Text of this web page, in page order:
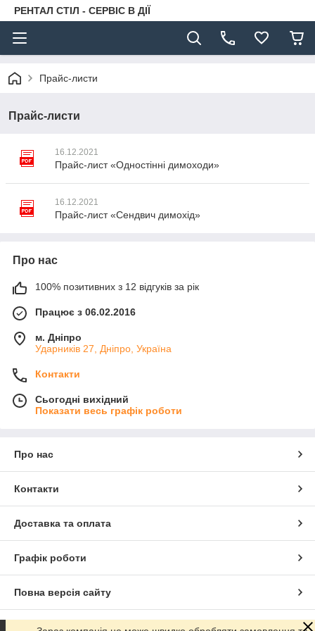
РЕНТАЛ СТІЛ - СЕРВІС В ДІЇ
Прайс-листи
Прайс-листи
16.12.2021
Прайс-лист «Одностінні димоходи»
16.12.2021
Прайс-лист «Сендвич димохід»
Про нас
100% позитивних з 12 відгуків за рік
Працює з 06.02.2016
м. Дніпро
Ударників 27, Дніпро, Україна
Контакти
Сьогодні вихідний
Показати весь графік роботи
Про нас
Контакти
Доставка та оплата
Графік роботи
Повна версія сайту
Сайт створено на маркетплейсі Prom.ua